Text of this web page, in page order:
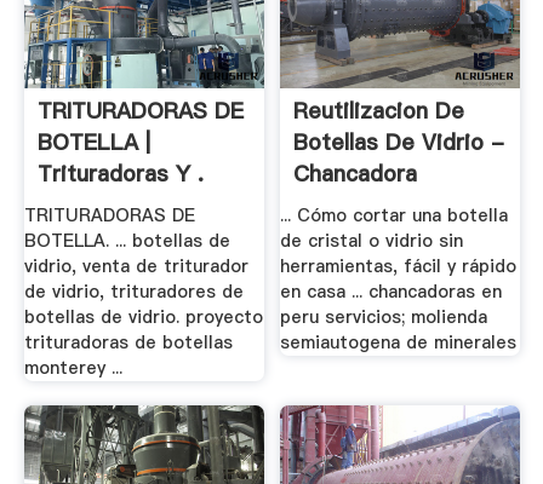
TRITURADORAS DE
BOTELLA |
Trituradoras Y .
TRITURADORAS DE
BOTELLA. ... botellas de
vidrio, venta de triturador
de vidrio, trituradores de
botellas de vidrio. proyecto
trituradoras de botellas
monterey ...
Reutilizacion De
Botellas De Vidrio -
Chancadora
... Cómo cortar una botella
de cristal o vidrio sin
herramientas, fácil y rápido
en casa ... chancadoras en
peru servicios; molienda
semiautogena de minerales